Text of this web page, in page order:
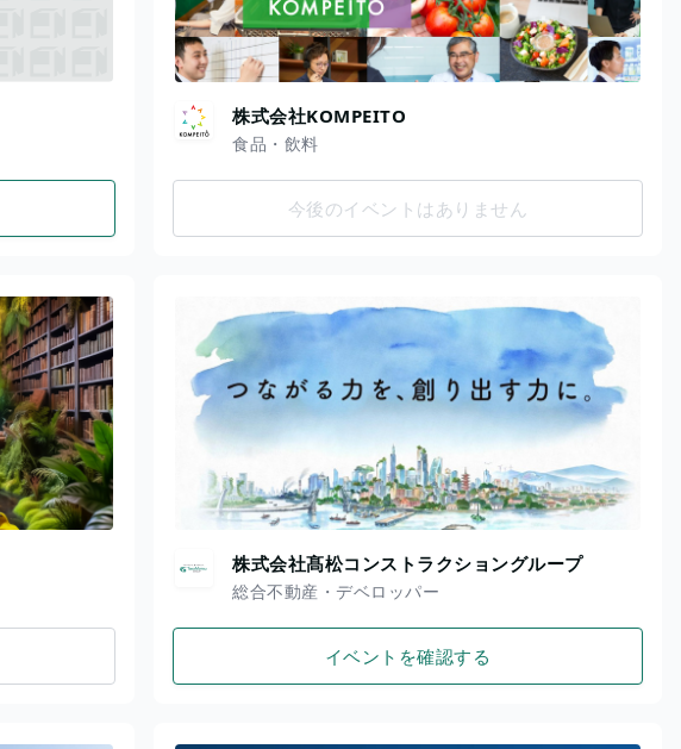
株式会社KOMPEITO
食品・飲料
今後のイベントはありません
株式会社髙松コンストラクショングループ
総合不動産・デベロッパー
イベントを確認する